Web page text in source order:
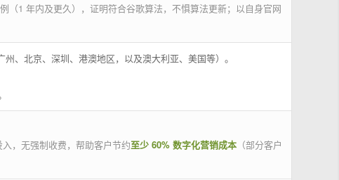
（1 年内及更久），证明符合谷歌算法，不惧算法更新；以自身官网
、北京、深圳、港澳地区，以及澳大利亚、美国等）。
，无强制收费，帮助客户节约至少 60% 数字化营销成本 （部分客户